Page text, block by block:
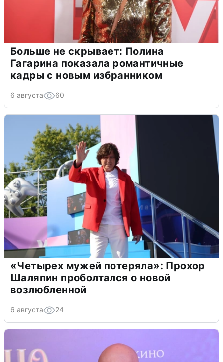
Больше не скрывает: Полина
Гагарина показала романтичные
кадры с новым избранником
6 августа 60
«Четырех мужей потеряла»: Прохор
Шаляпин проболтался о новой
возлюбленной
6 августа 24